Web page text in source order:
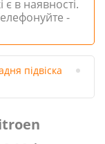
є в наявності.
-
підвіска